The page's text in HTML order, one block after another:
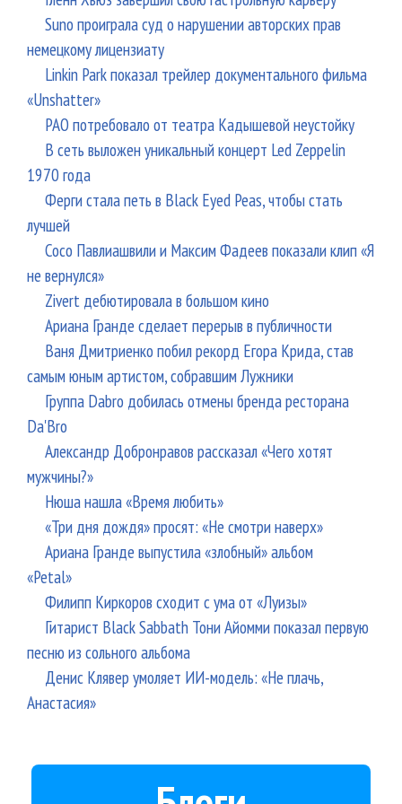
Suno проиграла суд о нарушении авторских прав
немецкому лицензиату
Linkin Park показал трейлер документального фильма
«Unshatter»
РАО потребовало от театра Кадышевой неустойку
В сеть выложен уникальный концерт Led Zeppelin
1970 года
Ферги стала петь в Black Eyed Peas, чтобы стать
лучшей
Сосо Павлиашвили и Максим Фадеев показали клип «Я
не вернулся»
Zivert дебютировала в большом кино
Ариана Гранде сделает перерыв в публичности
Ваня Дмитриенко побил рекорд Егора Крида, став
самым юным артистом, собравшим Лужники
Группа Dabro добилась отмены бренда ресторана
Da'Bro
Александр Добронравов рассказал «Чего хотят
мужчины?»
Нюша нашла «Время любить»
«Три дня дождя» просят: «Не смотри наверх»
Ариана Гранде выпустила «злобный» альбом
«Petal»
Филипп Киркоров сходит с ума от «Луизы»
Гитарист Black Sabbath Тони Айомми показал первую
песню из сольного альбома
Денис Клявер умоляет ИИ-модель: «Не плачь,
Анастасия»